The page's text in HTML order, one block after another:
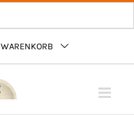
WARENKORB